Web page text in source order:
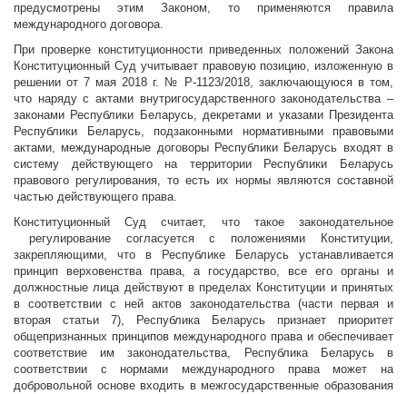
предусмотрены этим Законом, то применяются правила
международного договора.
При проверке конституционности приведенных положений Закона
Конституционный Суд учитывает правовую позицию, изложенную в
решении от 7 мая 2018 г. № Р-1123/2018, заключающуюся в том,
что наряду с актами внутригосударственного законодательства –
законами Республики Беларусь, декретами и указами Президента
Республики Беларусь, подзаконными нормативными правовыми
актами, международные договоры Республики Беларусь входят в
систему действующего на территории Республики Беларусь
правового регулирования, то есть их нормы являются составной
частью действующего права.
Конституционный Суд считает, что такое законодательное
регулирование согласуется с положениями Конституции,
закрепляющими, что в Республике Беларусь устанавливается
принцип верховенства права, а государство, все его органы и
должностные лица действуют в пределах Конституции и принятых
в соответствии с ней актов законодательства (части первая и
вторая статьи 7), Республика Беларусь признает приоритет
общепризнанных принципов международного права и обеспечивает
соответствие им законодательства, Республика Беларусь в
соответствии с нормами международного права может на
добровольной основе входить в межгосударственные образования